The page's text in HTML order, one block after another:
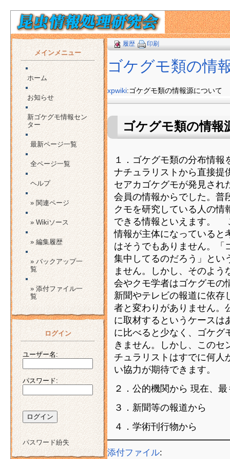
メインメニュー
ホーム
お知らせ
新ゴケグモ情報セン
ター
最新ページ一覧
全ページ一覧
ヘルプ
» 関連ページ
» Wikiソース
» 編集履歴
» バックアップ一
覧
» 添付ファイル一
覧
ログイン
ユーザー名:
パスワード:
パスワード紛失
履歴 印刷
ゴケグモ類の情
xpwiki:ゴケグモ類の情報源について
ゴケグモ類の
１．ゴケグモ類の分布情
ナチュラリストから直接提
セアカゴケグモが発見され
会員の情報からでした。普
クモを研究している人の情
できる情報といえます。
情報が主体になっていると
はそうでもありません。「
集中してるのだろう」とい
ません。しかし、そのよ
会やクモ学者はゴケグモの
新聞やテレビの報道に依存
者と変わりがありません。
に取材するというケース
に比べると少なく、ゴケグ
きません。しかし、このセ
チュラリストはすでに何人
い協力が期待できます。
２．公的機関から 現在、
３．新聞等の報道から
４．学術刊行物から
添付ファイル: